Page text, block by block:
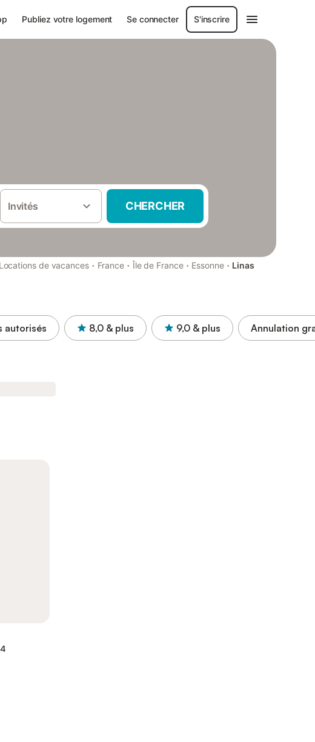
Publiez votre logement Se connecter S'inscrire
Invités CHERCHER
Locations de vacances · France · Île de France · Essonne · Linas
autorisés 8,0 & plus 9,0 & plus Annulation